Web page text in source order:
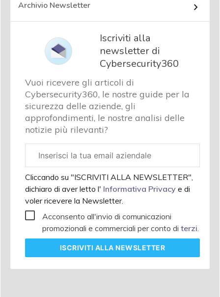
Archivio Newsletter
Iscriviti alla
newsletter di
Cybersecurity360
Vuoi ricevere gli articoli di
Cybersecurity360, le nostre guide per la
sicurezza delle aziende, gli
approfondimenti, le nostre analisi delle
notizie più rilevanti?
aziendale
Cliccando su "ISCRIVITI ALLA NEWSLETTER",
dichiaro di aver letto l' Informativa Privacy e di
voler ricevere la Newsletter.
Acconsento all'invio di comunicazioni
promozionali e commerciali per conto di terzi.
ISCRIVITI ALLA NEWSLETTER